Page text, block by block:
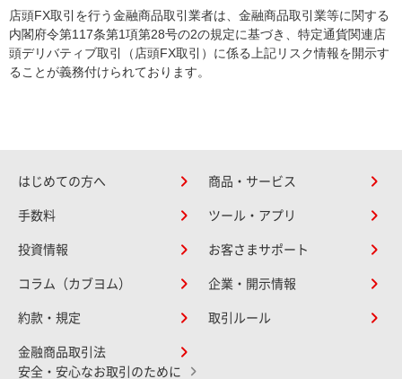
店頭FX取引を行う金融商品取引業者は、金融商品取引業等に関する
内閣府令第117条第1項第28号の2の規定に基づき、特定通貨関連店
頭デリバティブ取引（店頭FX取引）に係る上記リスク情報を開示す
ることが義務付けられております。
はじめての方へ 商品・サービス
手数料 ツール・アプリ
投資情報 お客さまサポート
コラム（カブヨム） 企業・開示情報
約款・規定 取引ルール
金融商品取引法
安全・安心なお取引のために